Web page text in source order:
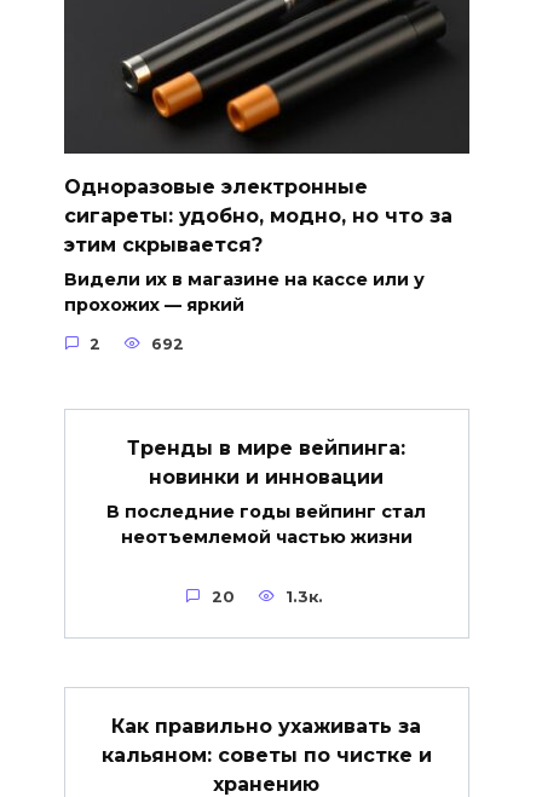
Одноразовые электронные
сигареты: удобно, модно, но что за
этим скрывается?
Видели их в магазине на кассе или у
прохожих — яркий
2 692
Тренды в мире вейпинга:
новинки и инновации
В последние годы вейпинг стал
неотъемлемой частью жизни
20 1.3к.
Как правильно ухаживать за
кальяном: советы по чистке и
хранению